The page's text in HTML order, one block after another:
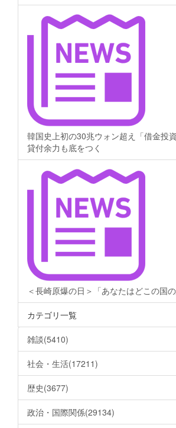
韓国史上初の30兆ウォン超え「借金投
貸付余力も底をつく
＜長崎原爆の日＞「あなたはどこの国の
カテゴリ一覧
雑談(5410)
社会・生活(17211)
歴史(3677)
政治・国際関係(29134)